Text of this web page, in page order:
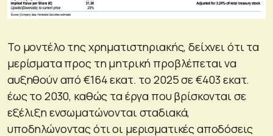
Το μοντέλο της χρηματιστηριακής, δείχνει ότι τα
μερίσματα προς τη μητρική προβλέπεται να
αυξηθούν από €164 εκατ. το 2025 σε €403 εκατ.
έως το 2030, καθώς τα έργα που βρίσκονται σε
εξέλιξη ενσωματώνονται σταδιακά,
υποδηλώνοντας ότι οι μερισματικές αποδόσεις